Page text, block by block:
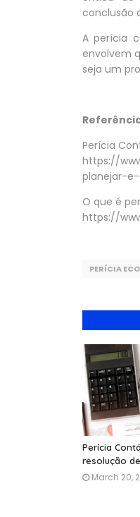
conclusão
A perícia
envolvem
seja um
Perícia
https://
planejar-
O que é
https://
PERÍCIA
Perícia
resolução
March 20,